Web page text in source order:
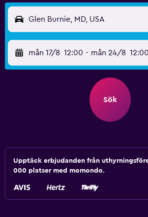
Glen Burnie, MD, USA
mån 17/8 12:00 - mån 24/8 12:00
Sök
Upptäck erbjudanden från
000 platser med momondo.